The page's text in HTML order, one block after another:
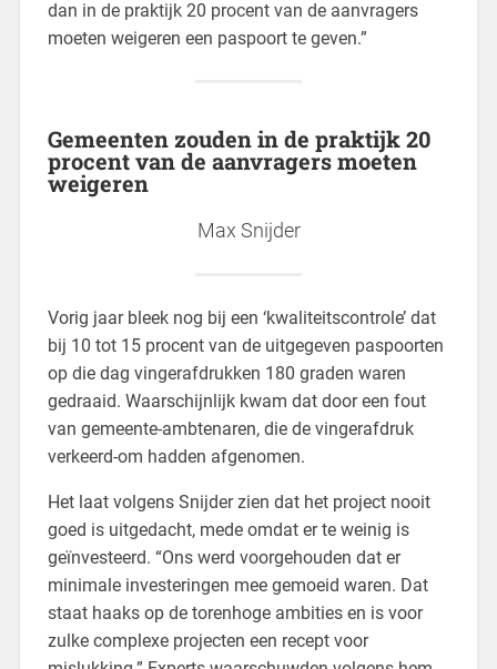
dan in de praktijk 20 procent van de aanvragers
moeten weigeren een paspoort te geven.”
Gemeenten zouden in de praktijk 20
procent van de aanvragers moeten
weigeren
Max Snijder
Vorig jaar bleek nog bij een ‘kwaliteitscontrole’ dat
bij 10 tot 15 procent van de uitgegeven paspoorten
op die dag vingerafdrukken 180 graden waren
gedraaid. Waarschijnlijk kwam dat door een fout
van gemeente-ambtenaren, die de vingerafdruk
verkeerd-om hadden afgenomen.
Het laat volgens Snijder zien dat het project nooit
goed is uitgedacht, mede omdat er te weinig is
geïnvesteerd. “Ons werd voorgehouden dat er
minimale investeringen mee gemoeid waren. Dat
staat haaks op de torenhoge ambities en is voor
zulke complexe projecten een recept voor